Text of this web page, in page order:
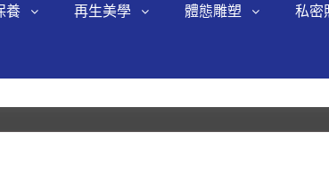
養 再生美學 體態雕塑 私密
、價格、維持時間懶人包